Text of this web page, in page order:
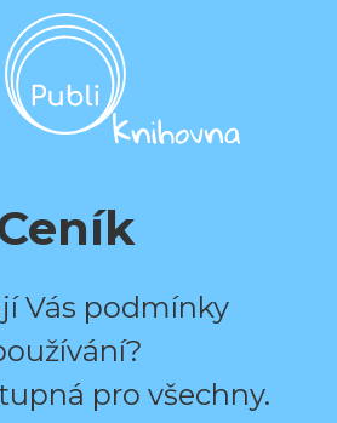
Vás podmínky
pro všechny.